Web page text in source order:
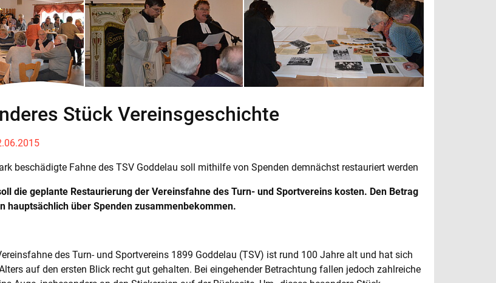
Stück Vereinsgeschichte
beschädigte Fahne des TSV Goddelau soll mithilfe von Spenden demnächst restauriert werden
die geplante Restaurierung der Vereinsfahne des Turn- und Sportvereins kosten. Den Betrag
hauptsächlich über Spenden zusammenbekommen.
des Turn- und Sportvereins 1899 Goddelau (TSV) ist rund 100 Jahre alt und hat sich
auf den ersten Blick recht gut gehalten. Bei eingehender Betrachtung fallen jedoch zahlreiche